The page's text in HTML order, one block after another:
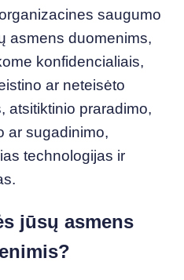
saugumo
asmens duomenims,
konfidencialiais,
ar neteisėto
atsitiktinio praradimo,
ar sugadinimo,
technologijas ir
jūsų asmens